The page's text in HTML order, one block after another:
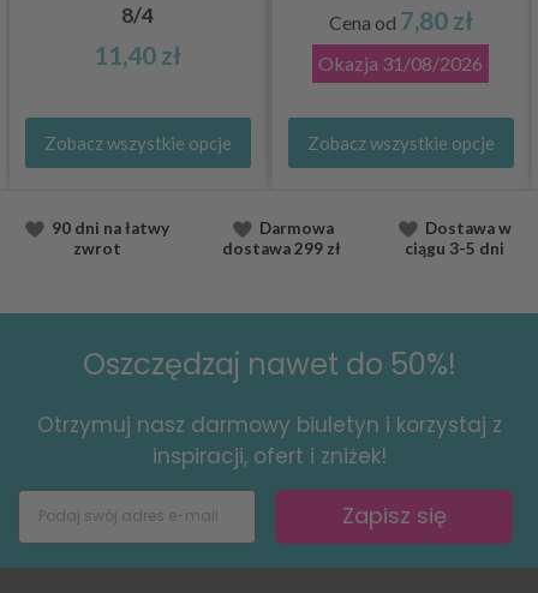
8/4
11,40 zł
Zobacz wszystkie opcje
Cena od 7,80 zł
Okazja 31/08/2026
Zobacz wszystkie opcje
90 dni na łatwy
zwrot
Darmowa
dostawa299 zł
Dostawaw
ciągu 3-5 dni
Oszczędzaj nawet do 50%!
Otrzymuj nasz darmowy biuletyn i korzystaj z
inspiracji, ofert i zniżek!
Zapisz się